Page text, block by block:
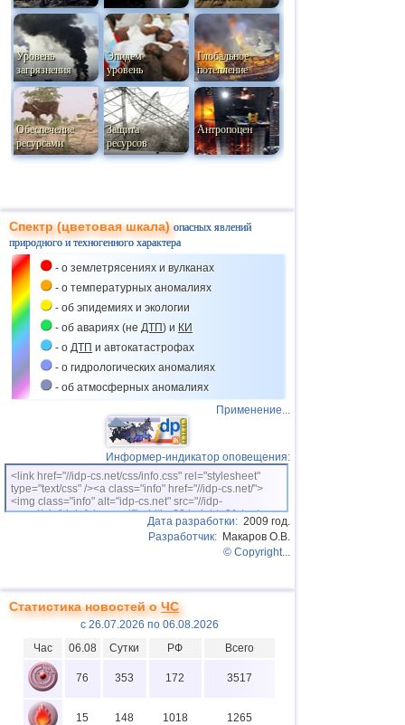
Уровень
загрязнения
Эпидем
уровень
Глобальное
потепление
Обеспечение
ресурсами
Защита
ресурсов
Антропоцен
Спектр (цветовая шкала)опасных явлений
природного и техногенного характера
- о землетрясениях и вулканах
- о температурных аномалиях
- об эпидемиях и экологии
- об авариях (не ДТП) и КИ
- о ДТП и автокатастрофах
- о гидрологических аномалиях
- об атмосферных аномалиях
Применение...
Информер-индикатор оповещения:
<link href="//idp-cs.net/css/info.css" rel="stylesheet"
type="text/css" /><a class="info" href="//idp-cs.net/">
<img class="info" alt="idp-cs.net" src="//idp-
cs.net/pix/idpinfok_sm.gif" width=88 height=31 /></a>
Дата разработки: 2009 год.
Разработчик: Макаров О.В.
© Copyright...
Статистика новостей оЧС
с 26.07.2026 по 06.08.2026
Час
06.08 Сутки РФ Всего
76 353 172 3517
15 148 1018 1265